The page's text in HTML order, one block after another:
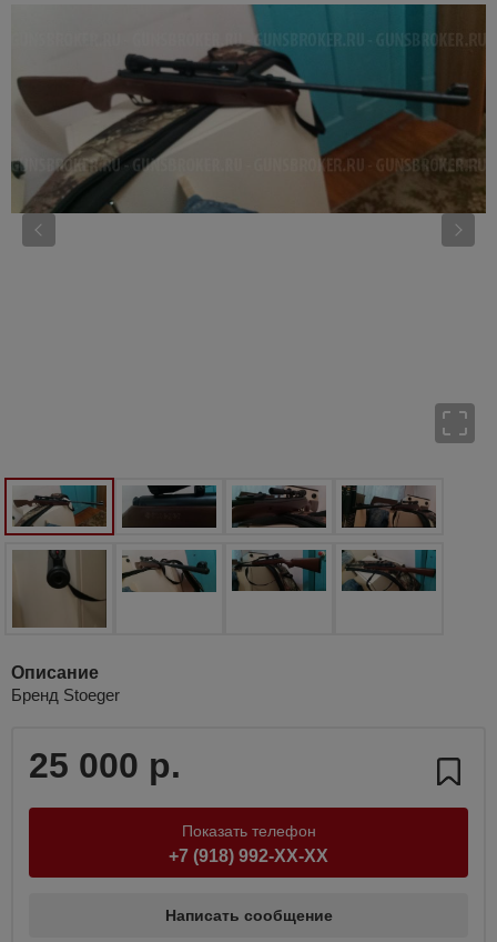
Описание
Бренд Stoeger
25 000 р.
Показать телефон
+7 (918) 992-XX-XX
Написать сообщение